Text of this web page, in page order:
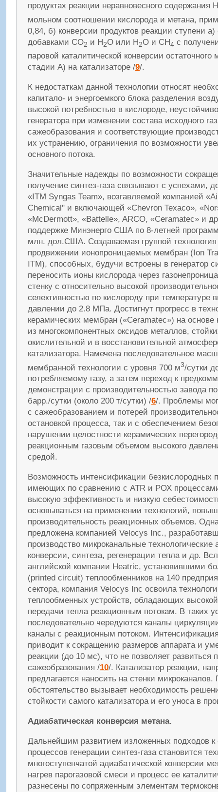
продуктах реакции неравновесного содержания Н
мольном соотношении кислорода и метана,
0,84, б) конверсии продуктов реакции ступени
добавками СО2 и Н2О или Н2О и СН4 с
паровой каталитической конверсии остаточного
стадии А) на катализаторе /9/.
К недостаткам данной технологии относят
капитало- и энергоемкого блока разделения
высокой потребностью в кислороде,
генератора при изменении состава исходного
сажеобразования и соответствующие
их устранению, ограничения по возможности
основного потока.
Значительные надежды по возможности
получение синтез-газа связывают с успехами,
«ITM Syngas Team», возгавляемой компанией
Chemical" и включающей «Chevron Texaco»,
«McDermott», «Battelle», ARCO, «Ceramatec» и
поддержке Минэнерго США по 8-летней
млн. дол.США. Создаваемая группой технология
продвижении ионопроницаемых мембран (Ion
ITM), способных, будучи встроены в генератор
переносить ионы кислорода через
стенку с относительно высокой
селективностью по кислороду при температуре
давлении до 2.8 МПа. Достигнут прогресс в
керамических мембран («Ceramatec») на основе
из многокомпонентных оксидов металлов,
окислительной и в восстановительной
катализатора. Намечена последовательное
мембранной технологии с уровня 700 м3/сутки
потребляемому газу, а затем переход к
демонстрации с производительностью завода
барр./сутки (около 200 т/сутки) /6/. Проблемы
с сажеобразованием и потерей
остановкой процесса, так и с обеспечением
нарушении целостности керамических
реакционным газовым объемом высокого
средой.
Возможность интенсификации безкислородных
имеющих по сравнению с ATR и РОХ
высокую эффективность и низкую
основываться на применении технологий,
производительность реакционных объемов.
предложена компанией Velocys Inc.,
производство микроканальные
конверсии, синтеза, регенерации тепла и др.
английской компании Heatric, установившими
(printed circuit) теплообменников на 140
сектора, компания Velocys Inc освоила
теплообменных устройств, обладающих
передачи тепла реакционным потокам. В таких
последовательно чередуются каналы
каналы с реакционным потоком.
приводит к сокращению размеров аппарата и
реакции (до 10 мс), что не позволяет развиться
сажеобразования /10/. Катализатор реакции,
предлагается наносить на стенки микроканалов.
обстоятельство вызывает необходимость
стойкости самого катализатора и его уноса в
Адиабатическая конверсия метана.
Дальнейшим развитием изложенных подходов к
процессов генерации синтез-газа становится
многоступенчатой адиабатической конверсии
нагрев парогазовой смеси и процесс ее
разнесены по сопряженным элементам